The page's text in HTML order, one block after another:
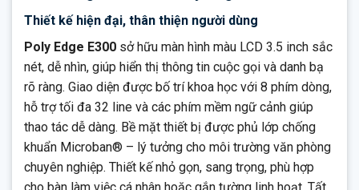
Thiết kế hiện đại, thân thiện người dùng
Poly Edge E300 sở hữu màn hình màu LCD 3.5 inch sắc
nét, dễ nhìn, giúp hiển thị thông tin cuộc gọi và danh bạ
rõ ràng. Giao diện được bố trí khoa học với 8 phím dòng,
hỗ trợ tối đa 32 line và các phím mềm ngữ cảnh giúp
thao tác dễ dàng. Bề mặt thiết bị được phủ lớp chống
khuẩn Microban® – lý tưởng cho môi trường văn phòng
chuyên nghiệp. Thiết kế nhỏ gọn, sang trọng, phù hợp
cho bàn làm việc cá nhân hoặc gắn tường linh hoạt. Tất